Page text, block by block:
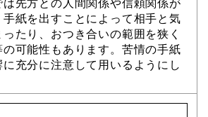
紙を出すことによって相手と気
たり、おつき合いの範囲を狭く
可能性もあります。苦情の手紙
充分に注意して用いるようにし